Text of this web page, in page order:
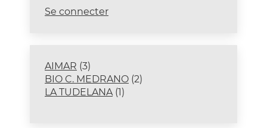
Se connecter
AIMAR 33
produits
BIO C. MEDRANO 22
LA TUDELANA 11